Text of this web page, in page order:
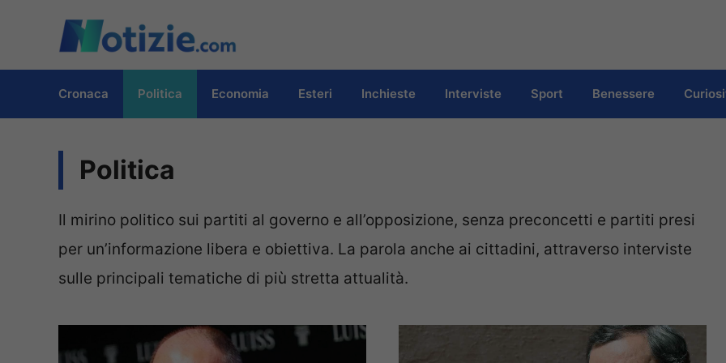
contenuto
Cronaca Politica Economia Esteri Inchieste Interviste Sport Benessere
Politica
Il mirino politico sui partiti al governo e all’opposizione, senza preconcetti e partiti presi
per un’informazione libera e obiettiva. La parola anche ai cittadini, attraverso interviste
sulle principali tematiche di più stretta attualità.